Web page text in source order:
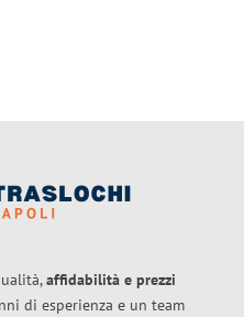
affidabilità e prezzi
di esperienza e un team